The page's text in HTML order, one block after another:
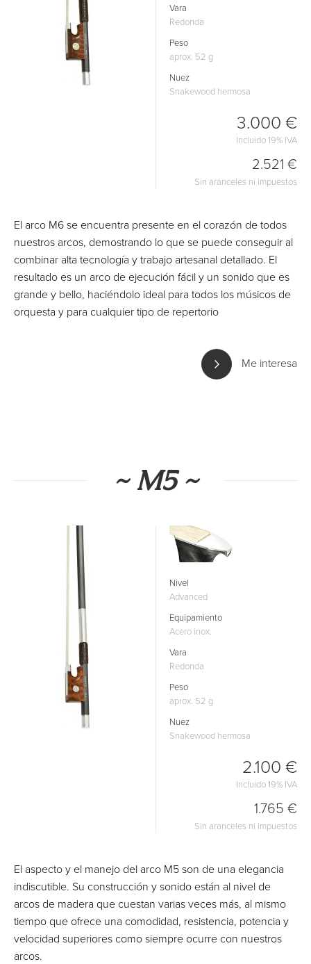
Vara
Redonda
Peso
aprox. 52 g
Nuez
Snakewood hermosa
3.000 €
Incluido 19% IVA
2.521 €
Sin aranceles ni impuestos
El arco M6 se encuentra presente en el corazón de todos
nuestros arcos, demostrando lo que se puede conseguir al
combinar alta tecnología y trabajo artesanal detallado. El
resultado es un arco de ejecución fácil y un sonido que es
grande y bello, haciéndolo ideal para todos los músicos de
orquesta y para cualquier tipo de repertorio
Me interesa
~ M5 ~
Nivel
Advanced
Equipamiento
Acero inox.
Vara
Redonda
Peso
aprox. 52 g
Nuez
Snakewood hermosa
2.100 €
Incluido 19% IVA
1.765 €
Sin aranceles ni impuestos
El aspecto y el manejo del arco M5 son de una elegancia
indiscutible. Su construcción y sonido están al nivel de
arcos de madera que cuestan varias veces más, al mismo
tiempo que ofrece una comodidad, resistencia, potencia y
velocidad superiores como siempre ocurre con nuestros
arcos.